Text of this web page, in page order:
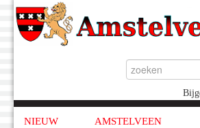
NIEUW AMSTELVEEN